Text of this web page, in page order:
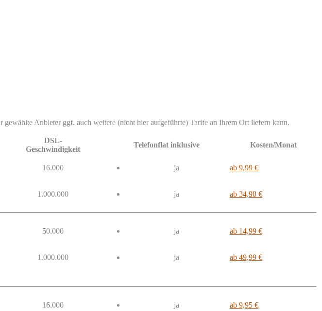
Anbieter ggf. auch weitere (nicht hier aufgeführte) Tarife an Ihrem Ort liefern kann.
DSL-
Geschwindigkeit
Telefonflat inklusive Kosten/Monat
16.000 ja ab 9,99 €
1.000.000 ja ab 34,98 €
50.000 ja ab 14,99 €
1.000.000 ja ab 49,99 €
16.000 ja ab 9,95 €